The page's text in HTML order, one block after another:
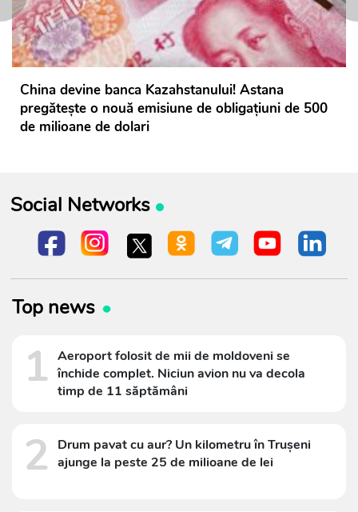
China devine banca Kazahstanului! Astana
pregătește o nouă emisiune de obligațiuni de 500
de milioane de dolari
Social Networks
Top news
1 Aeroport folosit de mii de moldoveni se
închide complet. Niciun avion nu va decola
timp de 11 săptămâni
2
Drum pavat cu aur? Un kilometru în Trușeni
ajunge la peste 25 de milioane de lei